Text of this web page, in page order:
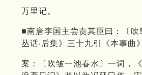
万里记。
■南唐李国主尝责其臣曰：〔
丛话‧后集》三十九引《本事曲》
案：〔吹皱一池春水〕一词，